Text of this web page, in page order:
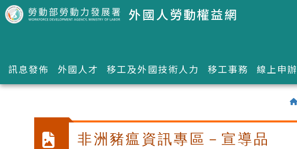
跳到主要內容區塊 外國人勞動權益網
訊息發佈 外國人才 移工及外國技術人力 移工事務 線上申辦
非洲豬瘟資訊專區－宣導品